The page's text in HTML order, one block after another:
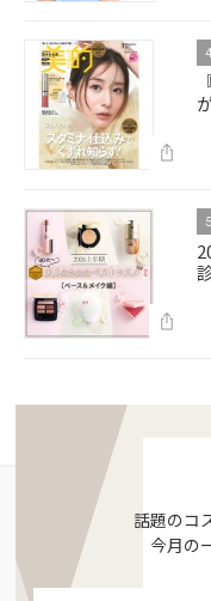
4
5
話題のコ
今月の